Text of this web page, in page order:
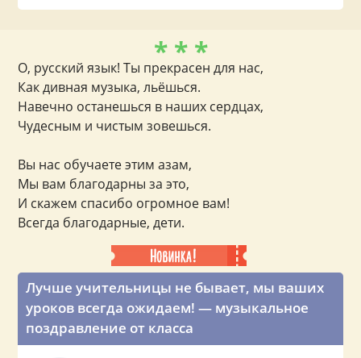
Лучше учительницы не бывает, мы ваших
уроков всегда ожидаем! — музыкальное
поздравление от класса
* * *
О, русский язык! Ты прекрасен для нас,
Как дивная музыка, льёшься.
Навечно останешься в наших сердцах,
Чудесным и чистым зовешься.
Вы нас обучаете этим азам,
Мы вам благодарны за это,
И скажем спасибо огромное вам!
Всегда благодарные, дети.